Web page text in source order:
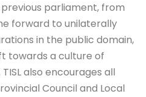
parliament, from
forward to unilaterally
in the public domain,
towards a culture of
also encourages all
Council and Local